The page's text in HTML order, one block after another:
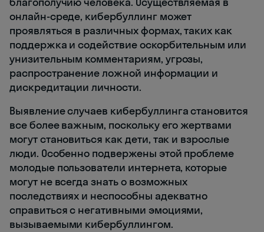
онлайн-среде, кибербуллинг может
проявляться в различных формах, таких как
поддержка и содействие оскорбительным или
унизительным комментариям, угрозы,
распространение ложной информации и
дискредитации личности.
Выявление случаев кибербуллинга становится
все более важным, поскольку его жертвами
могут становиться как дети, так и взрослые
люди. Особенно подвержены этой проблеме
молодые пользователи интернета, которые
могут не всегда знать о возможных
последствиях и неспособны адекватно
справиться с негативными эмоциями,
вызываемыми кибербуллингом.